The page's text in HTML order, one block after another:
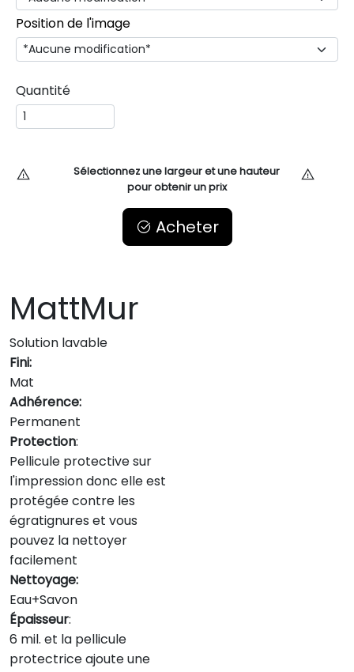
Position de l'image
Quantité
Sélectionnez une largeur et une hauteur
pour obtenir un prix
Acheter
MattMur
Solution lavable
Fini:
Mat
Adhérence:
Permanent
Protection:
Pellicule protective sur
l'impression donc elle est
protégée contre les
égratignures et vous
pouvez la nettoyer
facilement
Nettoyage:
Eau+Savon
Épaisseur:
6 mil. et la pellicule
protectrice ajoute une